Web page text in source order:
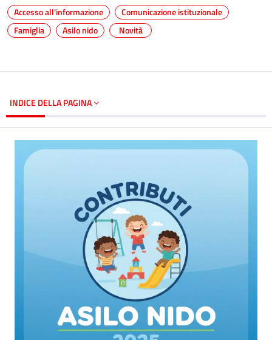
Accesso all'informazione
Comunicazione istituzionale
Famiglia
Asilo nido Novità
INDICE DELLA PAGINA